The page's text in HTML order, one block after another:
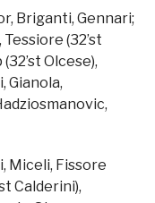
Briganti, Gennari;
(32’st
Olcese),
Gianola,
Miceli, Fissore
Calderini),